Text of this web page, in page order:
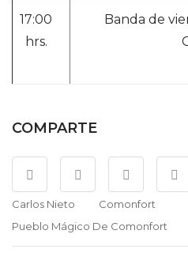
17:00
hrs.
Banda de
COMPARTE
Carlos Nieto
Comonfort
Pueblo Mágico De Comonfort